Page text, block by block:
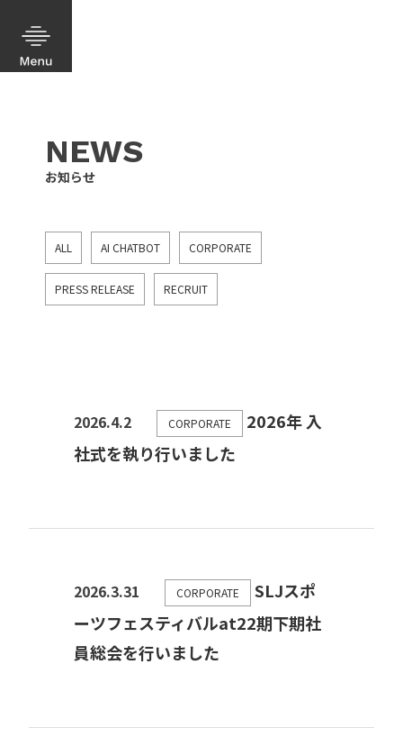
NEWS
お知らせ
ALL AI CHATBOT CORPORATE
PRESS RELEASE RECRUIT
2026.4.2 CORPORATE
2026年 入
社式を執り行いました
2026.3.31 CORPORATE
SLJスポ
ーツフェスティバルat22期下期社
員総会を行いました